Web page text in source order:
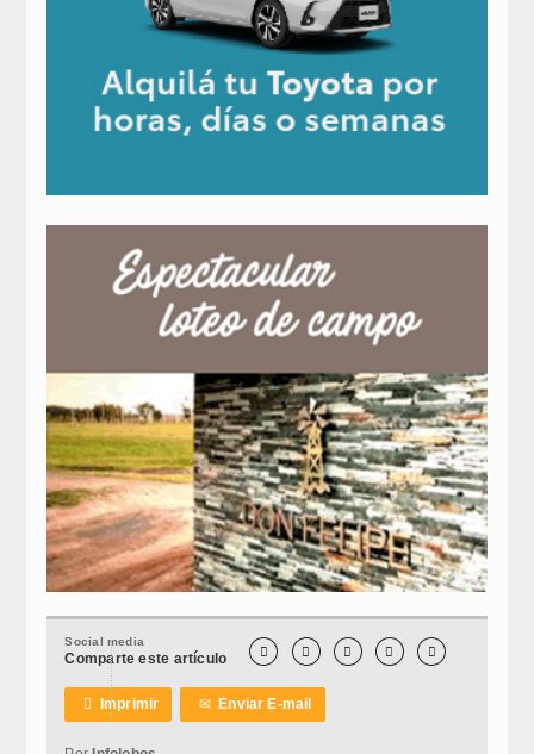
Social media
Comparte este artículo     
 Imprimir ✉Enviar E-mail